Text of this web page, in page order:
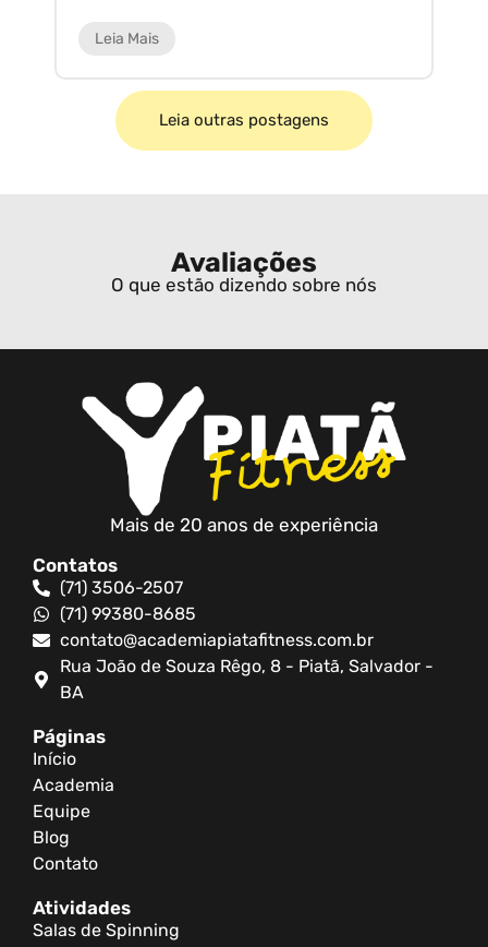
Leia Mais
Leia outras postagens
Avaliações
O que estão dizendo sobre nós
Mais de 20 anos de experiência
Contatos
(71) 3506-2507
(71) 99380-8685
contato@academiapiatafitness.com.br
Rua João de Souza Rêgo, 8 - Piatã, Salvador -
BA
Páginas
Início
Academia
Equipe
Blog
Contato
Atividades
Salas de Spinning